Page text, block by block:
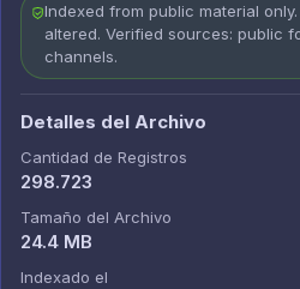
Indexed from public material
altered. Verified sources: public
channels.
Detalles del Archivo
Cantidad de Registros
298.723
Tamaño del Archivo
24.4 MB
Indexado el